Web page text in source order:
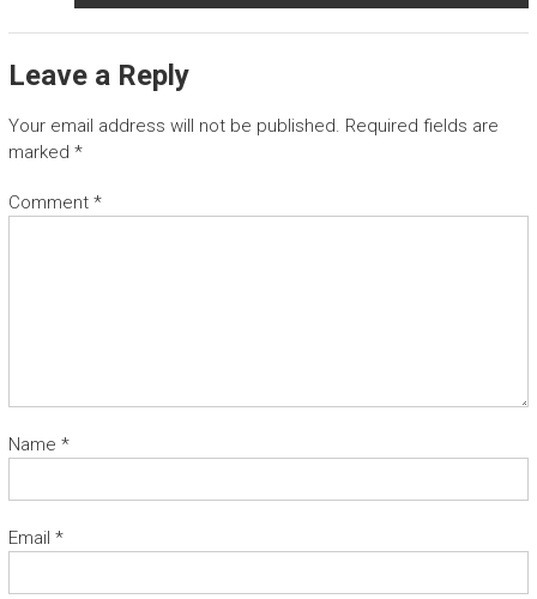
Leave a Reply
Your email address will not be published. Required fields are
marked *
Comment *
Name *
Email *